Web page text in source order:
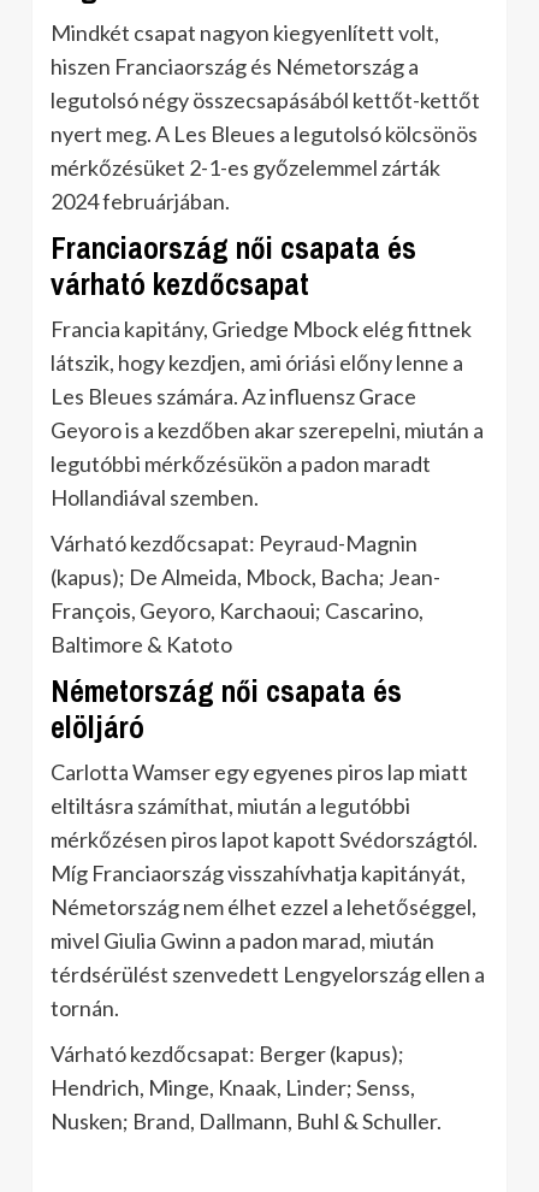
Mindkét csapat nagyon kiegyenlített volt,
hiszen Franciaország és Németország a
legutolsó négy összecsapásából kettőt-kettőt
nyert meg. A Les Bleues a legutolsó kölcsönös
mérkőzésüket 2-1-es győzelemmel zárták
2024 februárjában.
Franciaország női csapata és
várható kezdőcsapat
Francia kapitány, Griedge Mbock elég fittnek
látszik, hogy kezdjen, ami óriási előny lenne a
Les Bleues számára. Az influensz Grace
Geyoro is a kezdőben akar szerepelni, miután a
legutóbbi mérkőzésükön a padon maradt
Hollandiával szemben.
Várható kezdőcsapat: Peyraud-Magnin
(kapus); De Almeida, Mbock, Bacha; Jean-
François, Geyoro, Karchaoui; Cascarino,
Baltimore & Katoto
Németország női csapata és
elöljáró
Carlotta Wamser egy egyenes piros lap miatt
eltiltásra számíthat, miután a legutóbbi
mérkőzésen piros lapot kapott Svédországtól.
Míg Franciaország visszahívhatja kapitányát,
Németország nem élhet ezzel a lehetőséggel,
mivel Giulia Gwinn a padon marad, miután
térdsérülést szenvedett Lengyelország ellen a
tornán.
Várható kezdőcsapat: Berger (kapus);
Hendrich, Minge, Knaak, Linder; Senss,
Nusken; Brand, Dallmann, Buhl & Schuller.